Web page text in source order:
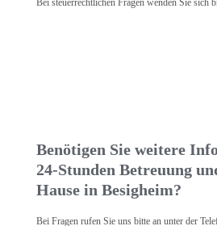
Bei steuerrechtlichen Fragen wenden Sie sich
Benötigen Sie weitere
24-Stunden Betreuung
Hause in Besigheim?
Bei Fragen rufen Sie uns bitte an unter der